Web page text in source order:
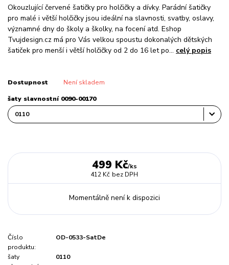
Okouzlující červené šatičky pro holčičky a dívky. Parádní šatičky
pro malé i větší holčičky jsou ideální na slavnosti, svatby, oslavy,
významné dny do školy a školky, na focení atd. Eshop
Tvujdesign.cz má pro Vás velkou spoustu dokonalých dětských
šatiček pro menší i větší holčičky od 2 do 16 let po... celý popis
Dostupnost Není skladem
šaty slavnostní 0090-00170
499 Kč/ks
412 Kč bez DPH
Momentálně není k dispozici
Číslo
produktu:
OD-0533-SatDe
šaty
0110